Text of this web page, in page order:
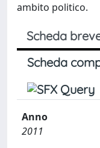
ambito politico.
Scheda
Scheda
Anno
2011